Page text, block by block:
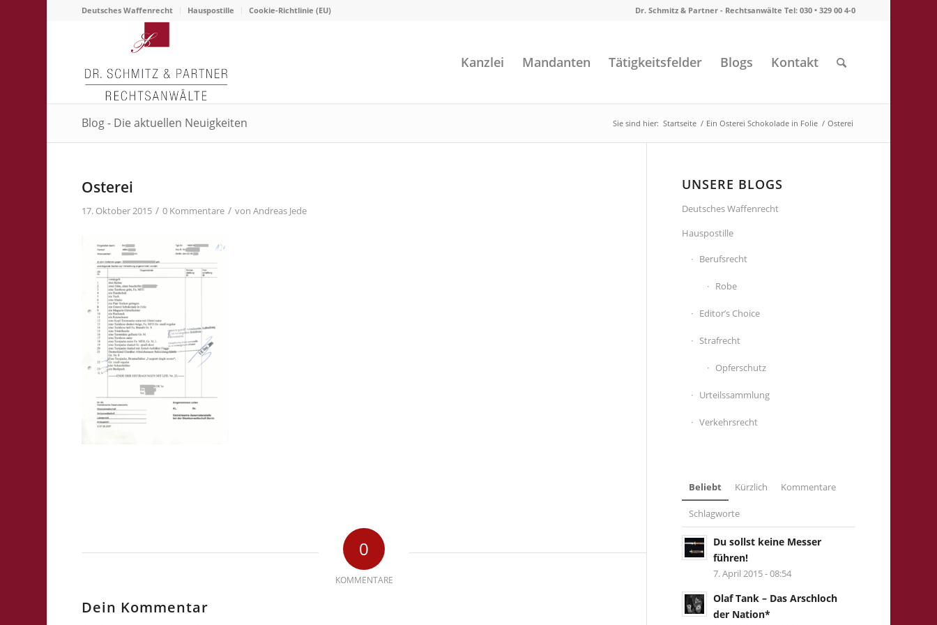
Deutsches Waffenrecht Hauspostille Cookie-Richtlinie (EU) Dr. Schmitz & Partner - Rechtsanwälte Tel: 030 • 329 00 4-0
Kanzlei Mandanten Tätigkeitsfelder Blogs Kontakt
Blog - Die aktuellen Neuigkeiten Sie sind hier: Startseite / Ein Osterei Schokolade in Folie / Osterei
Osterei
17. Oktober 2015 / 0 Kommentare / vonAndreas Jede
0
KOMMENTARE
Dein Kommentar
UNSERE BLOGS
Deutsches Waffenrecht
Hauspostille
Berufsrecht
Robe
Editor’s Choice
Strafrecht
Opferschutz
Urteilssammlung
Verkehrsrecht
Beliebt Kürzlich Kommentare
Schlagworte
Du sollst keine Messer
führen!
7. April 2015 - 08:54
Olaf Tank – Das Arschloch
der Nation*